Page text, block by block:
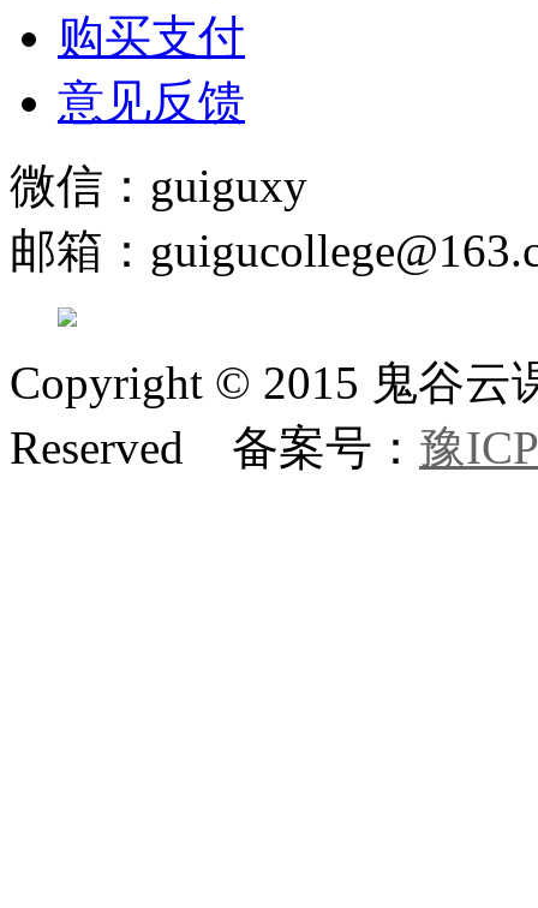
购买支付
意见反馈
微信：guiguxy
邮箱：
Copyright © 2015 鬼谷
Reserved 备案号： 豫